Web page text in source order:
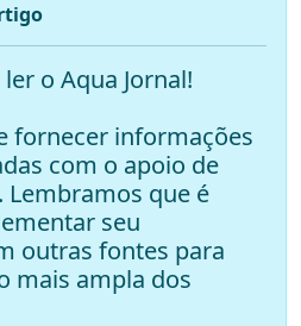
o Aqua Jornal!
fornecer informações
com o apoio de
Lembramos que é
seu
outras fontes para
mais ampla dos